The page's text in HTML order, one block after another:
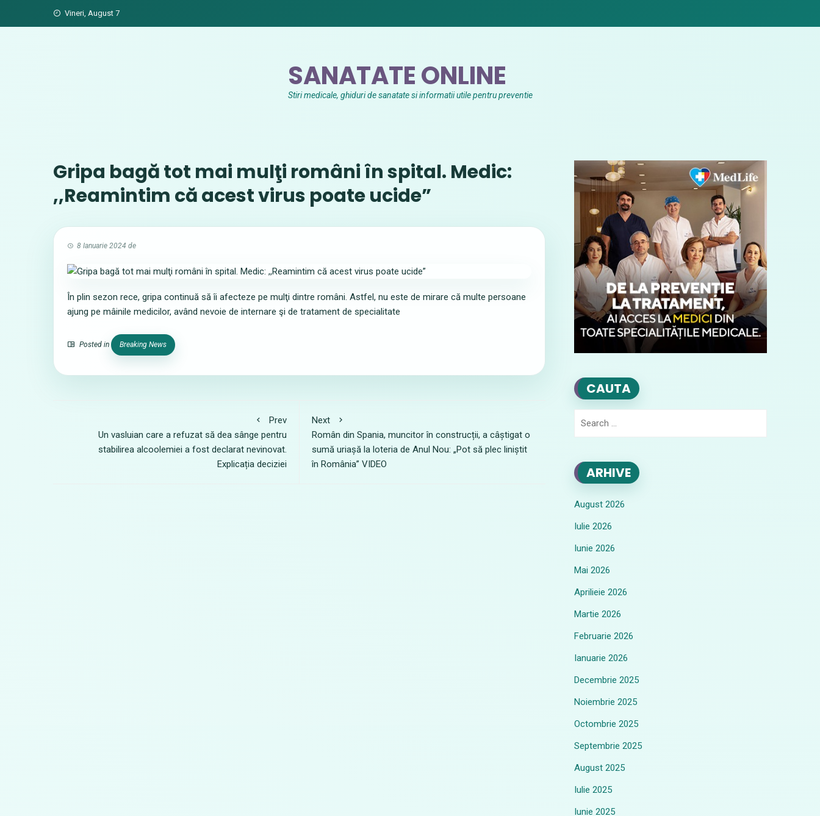
Vineri, August 7
SANATATE ONLINE
Stiri medicale, ghiduri de sanatate si informatii utile pentru preventie
Gripa bagă tot mai mulţi români în spital. Medic:
,,Reamintim că acest virus poate ucide”
8 Ianuarie 2024 de
În plin sezon rece, gripa continuă să îi afecteze pe mulţi dintre români. Astfel, nu este de mirare că multe persoane
ajung pe mâinile medicilor, având nevoie de internare şi de tratament de specialitate
Posted in Breaking News
Prev
Un vasluian care a refuzat să dea sânge pentru
stabilirea alcoolemiei a fost declarat nevinovat.
Explicația deciziei
Next
Român din Spania, muncitor în construcții, a câștigat o
sumă uriașă la loteria de Anul Nou: „Pot să plec liniștit
în România” VIDEO
CAUTA
ARHIVE
August 2026
Iulie 2026
Iunie 2026
Mai 2026
Aprilieie 2026
Martie 2026
Februarie 2026
Ianuarie 2026
Decembrie 2025
Noiembrie 2025
Octombrie 2025
Septembrie 2025
August 2025
Iulie 2025
Iunie 2025